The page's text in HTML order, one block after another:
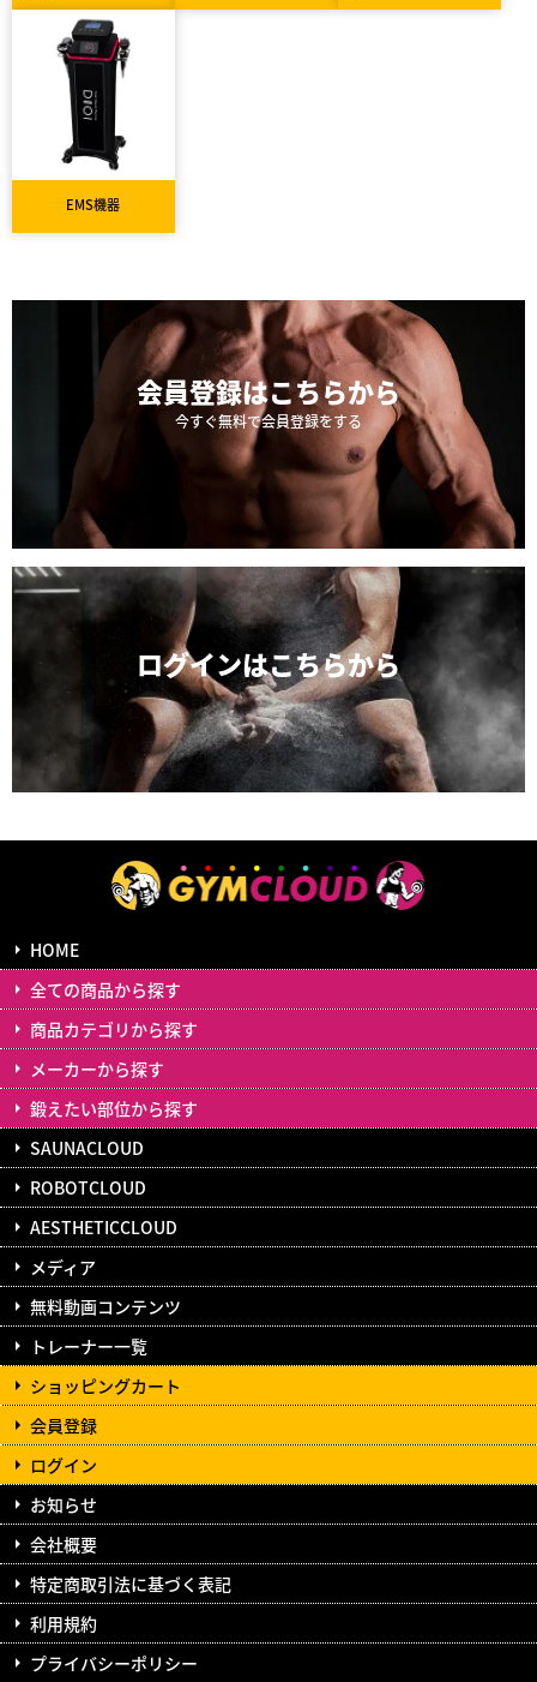
EMS機器
会員登録はこちらから
今すぐ無料で会員登録をする
ログインはこちらから
HOME
全ての商品から探す
商品カテゴリから探す
メーカーから探す
鍛えたい部位から探す
SAUNACLOUD
ROBOTCLOUD
AESTHETICCLOUD
メディア
無料動画コンテンツ
トレーナー一覧
ショッピングカート
会員登録
ログイン
お知らせ
会社概要
特定商取引法に基づく表記
利用規約
プライバシーポリシー